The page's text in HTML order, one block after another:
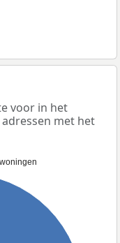
voor in het
met het